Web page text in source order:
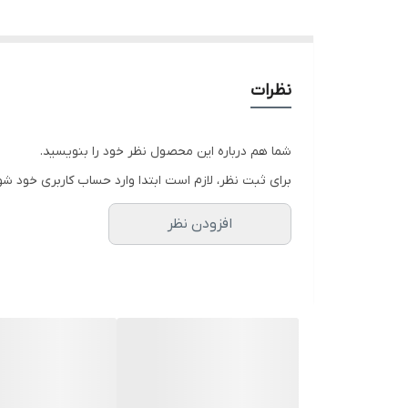
نظرات
شما هم درباره این محصول نظر خود را بنویسید.
برای ثبت نظر، لازم است ابتدا وارد حساب کاربری خود
افزودن نظر